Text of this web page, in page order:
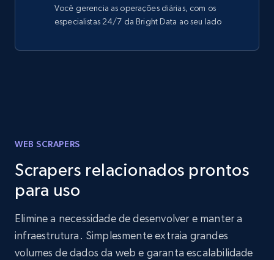
Você gerencia as operações diárias, com os
especialistas 24/7 da Bright Data ao seu lado
WEB SCRAPERS
Scrapers relacionados prontos
para uso
Elimine a necessidade de desenvolver e manter a
infraestrutura. Simplesmente extraia grandes
volumes de dados da web e garanta escalabilidade